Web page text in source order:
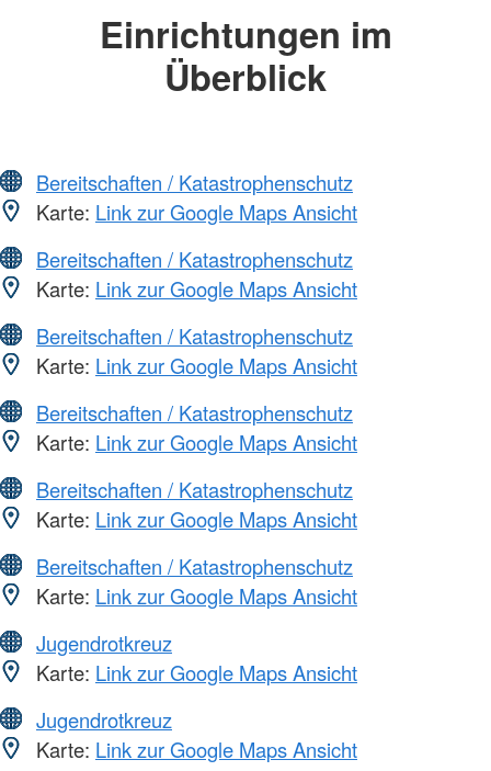
Einrichtungen im
Überblick
Bereitschaften / Katastrophenschutz
Karte: Link zur Google Maps Ansicht
Bereitschaften / Katastrophenschutz
Karte: Link zur Google Maps Ansicht
Bereitschaften / Katastrophenschutz
Karte: Link zur Google Maps Ansicht
Bereitschaften / Katastrophenschutz
Karte: Link zur Google Maps Ansicht
Bereitschaften / Katastrophenschutz
Karte: Link zur Google Maps Ansicht
Bereitschaften / Katastrophenschutz
Karte: Link zur Google Maps Ansicht
Jugendrotkreuz
Karte: Link zur Google Maps Ansicht
Jugendrotkreuz
Karte: Link zur Google Maps Ansicht